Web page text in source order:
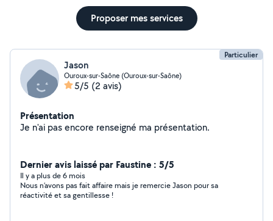
Proposer mes services
Particulier
Jason
Ouroux-sur-Saône (Ouroux-sur-Saône)
5/5 (2 avis)
Présentation
Je n'ai pas encore renseigné ma présentation.
Dernier avis laissé par Faustine : 5/5
Il y a plus de 6 mois
Nous n’avons pas fait affaire mais je remercie Jason pour sa
réactivité et sa gentillesse !